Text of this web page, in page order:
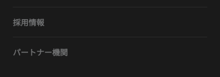
採用情報
パートナー機関